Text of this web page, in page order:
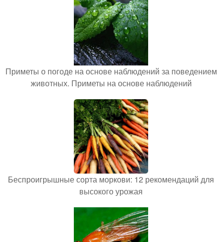
Приметы о погоде на основе наблюдений за поведением
животных. Приметы на основе наблюдений
Беспроигрышные сорта моркови: 12 рекомендаций для
высокого урожая